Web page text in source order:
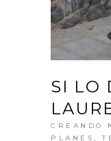
SI LO
CREANDO
PLANES ,